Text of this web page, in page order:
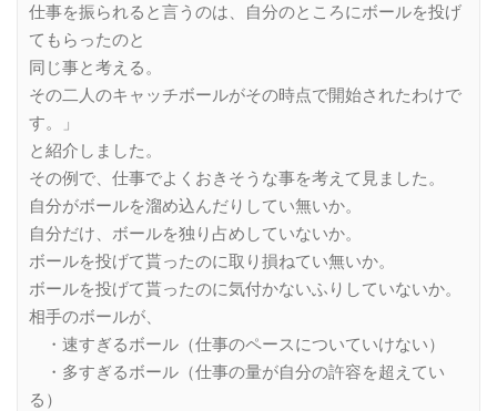
仕事を振られると言うのは、自分のところにボールを投げ
てもらったのと
同じ事と考える。
その二人のキャッチボールがその時点で開始されたわけで
す。」
と紹介しました。
その例で、仕事でよくおきそうな事を考えて見ました。
自分がボールを溜め込んだりしてい無いか。
自分だけ、ボールを独り占めしていないか。
ボールを投げて貰ったのに取り損ねてい無いか。
ボールを投げて貰ったのに気付かないふりしていないか。
相手のボールが、
・速すぎるボール（仕事のペースについていけない）
・多すぎるボール（仕事の量が自分の許容を超えてい
る）